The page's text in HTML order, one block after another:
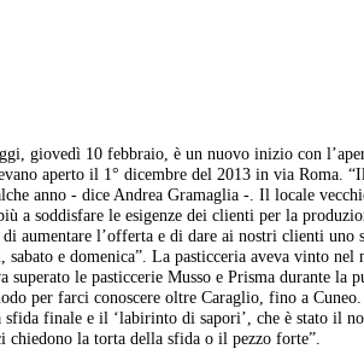
giovedì 10 febbraio, è un nuovo inizio con
aperto il 1° dicembre del 2013 in via Roma.
anno - dice Andrea Gramaglia -. Il locale
soddisfare le esigenze dei clienti per la
aumentare l’offerta e di dare ai nostri clienti uno
e domenica”. La pasticceria aveva vinto nel
le pasticcerie Musso e Prisma durante la
per farci conoscere oltre Caraglio, fino a
sfida finale e il ‘labirinto di sapori’, che è stato il
la torta della sfida o il pezzo forte”.